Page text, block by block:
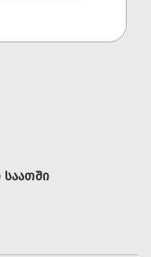
საათში